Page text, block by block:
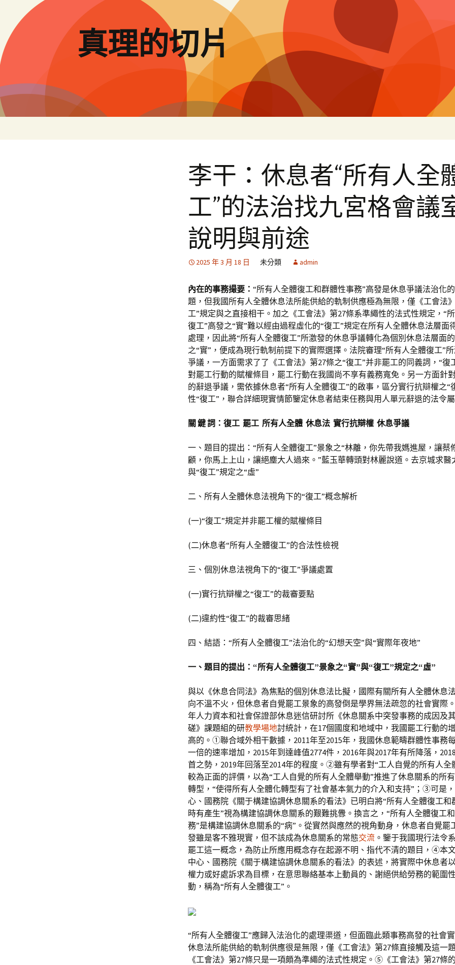
要
內
容
真理的切片
李干：休息者“所有人全
工”的法治找九宮格會議
說明與前途
2025 年 3 月 18 日 未分類 admin
內在的事務撮要： “所有人全體復工和群體性事務”高發是休息爭議法治化
題，但我國所有人全體休息法所能供給的軌制供應極為無限，僅《工會法
工”規定與之直接相干。加之《工會法》第27條系準繩性的法式性規定，“
復工”高發之“實”難以經由過程虛化的“復工”規定在所有人全體休息法層面
處理，因此將“所有人全體復工”所激發的休息爭議轉化為個別休息法層面
之“實”，便成為現行軌制前提下的實際選擇。法院審理“所有人全體復工”
爭議，一方面需求了了《工會法》第27條之“復工”并非罷工的同義詞，“復
對罷工行動的賦權條目，罷工行動在我國尚不享有義務寬免。另一方面針
的辭退爭議，需依據休息者“所有人全體復工”的啟事，區分實行抗辯權之“
性“復工”，聯合詳細現實情節鑒定休息者結束任務與用人單元辭退的法令屬
關 鍵 詞：復工 罷工 所有人全體 休息法 實行抗辯權 休息爭議
一、題目的提出：“所有人全體復工”景象之“林離，你先帶我媽進屋，讓蔡
顧，你馬上上山，讓絕塵大人過來。”藍玉華轉頭對林麗說道。去京城求醫
與“復工”規定之“虛”
二、所有人全體休息法視角下的“復工”概念解析
(一)“復工”規定并非罷工權的賦權條目
(二)休息者“所有人全體復工”的合法性檢視
三、個別休息法視角下的“復工”爭議處置
(一)實行抗辯權之“復工”的裁審要點
(二)違約性“復工”的裁審思緒
四、結語：“所有人全體復工”法治化的“幻想天空”與“實際年夜地”
一、題目的提出：“所有人全體復工”景象之“實”與“復工”規定之“虛”
與以《休息合同法》為焦點的個別休息法比擬，國際有關所有人全體休息
向不溫不火，但休息者自覺罷工景象的高發倒是學界無法疏忽的社會實際
年人力資本和社會保證部休息迷信研討所《休息關系中突發事務的成因及
磋》課題組的研教學場地討統計，在17個國度和地域中，我國罷工行動的
高的。①聯合域外相干數據，2011年至2015年，我國休息範疇群體性事務
一倍的速率增加，2015年到達峰值2774件，2016年與2017年有所降落，
首之勢，2019年回落至2014年的程度。②雖有學者對“工人自覺的所有人全
較為正面的評價，以為“工人自覺的所有人全體舉動”推進了休息關系的所
轉型，“使得所有人全體化轉型有了社會基本氣力的介入和支持”；③可是
心、國務院《關于構建協調休息關系的看法》已明白將“所有人全體復工和
時有產生”視為構建協調休息關系的艱難挑釁。換言之，“所有人全體復工
務”是構建協調休息關系的“病”。從實然與應然的視角動身，休息者自覺罷
發雖是客不雅現實，但不該成為休息關系的常態交流 。鑒于我國現行法令
罷工這一概念，為防止所應用概念存在起源不明、指代不清的題目，④本
中心、國務院《關于構建協調休息關系的看法》的表述，將實際中休息者
權力或好處訴求為目標，在意思聯絡基本上動員的、謝絕供給勞務的範圍
動，稱為“所有人全體復工”。
“所有人全體復工”應歸入法治化的處理渠道，但面臨此類事務高發的社會
休息法所能供給的軌制供應很是無限，僅《工會法》第27條直接觸及這一
《工會法》第27條只是一項頗為準繩的法式性規定。⑤《工會法》第27條